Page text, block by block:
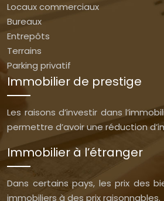
Locaux commerciaux
Bureaux
Entrepôts
Terrains
Parking privatif
Immobilier de prestige
Les raisons d’investir dans
permettre d’avoir une réduction
Immobilier à l’étranger
Dans certains pays, les prix des
immobiliers à des prix raisonnables.